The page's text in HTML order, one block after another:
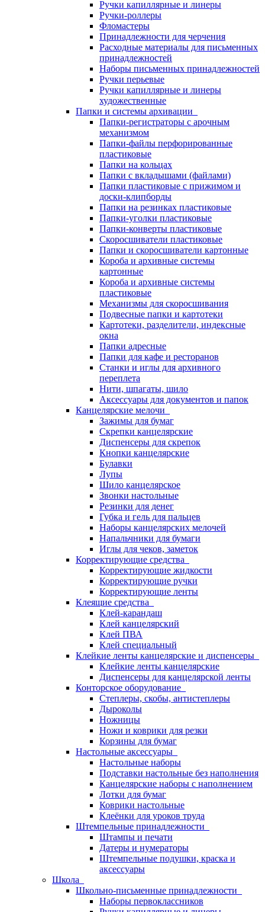
Ручки капиллярные и линеры
Ручки-роллеры
Фломастеры
Принадлежности для черчения
Расходные материалы для письменных
принадлежностей
Наборы письменных принадлежностей
Ручки перьевые
Ручки капиллярные и линеры
художественные
Папки и системы архивации
Папки-регистраторы с арочным
механизмом
Папки-файлы перфорированные
пластиковые
Папки на кольцах
Папки с вкладышами (файлами)
Папки пластиковые с прижимом и
доски-клипборды
Папки на резинках пластиковые
Папки-уголки пластиковые
Папки-конверты пластиковые
Скоросшиватели пластиковые
Папки и скоросшиватели картонные
Короба и архивные системы
картонные
Короба и архивные системы
пластиковые
Механизмы для скоросшивания
Подвесные папки и картотеки
Картотеки, разделители, индексные
окна
Папки адресные
Папки для кафе и ресторанов
Станки и иглы для архивного
переплета
Нити, шпагаты, шило
Аксессуары для документов и папок
Канцелярские мелочи
Зажимы для бумаг
Скрепки канцелярские
Диспенсеры для скрепок
Кнопки канцелярские
Булавки
Лупы
Шило канцелярское
Звонки настольные
Резинки для денег
Губка и гель для пальцев
Наборы канцелярских мелочей
Напальчники для бумаги
Иглы для чеков, заметок
Корректирующие средства
Корректирующие жидкости
Корректирующие ручки
Корректирующие ленты
Клеящие средства
Клей-карандаш
Клей канцелярский
Клей ПВА
Клей специальный
Клейкие ленты канцелярские и диспенсеры
Клейкие ленты канцелярские
Диспенсеры для канцелярской ленты
Конторское оборудование
Степлеры, скобы, антистеплеры
Дыроколы
Ножницы
Ножи и коврики для резки
Корзины для бумаг
Настольные аксессуары
Настольные наборы
Подставки настольные без наполнения
Канцелярские наборы с наполнением
Лотки для бумаг
Коврики настольные
Клеёнки для уроков труда
Штемпельные принадлежности
Штампы и печати
Датеры и нумераторы
Штемпельные подушки, краска и
аксессуары
Школа
Школьно-письменные принадлежности
Наборы первоклассников